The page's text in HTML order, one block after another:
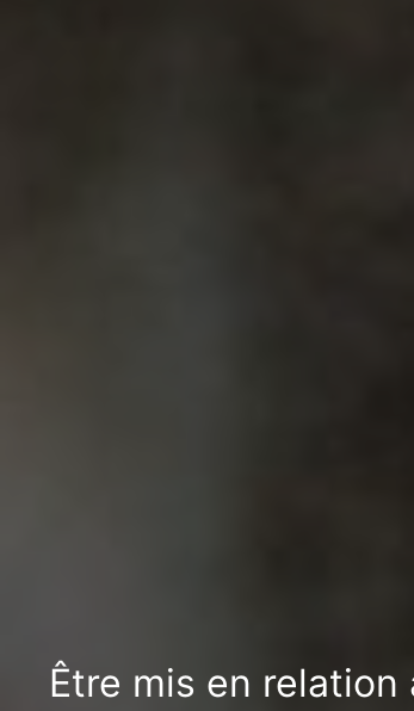
Être mis en